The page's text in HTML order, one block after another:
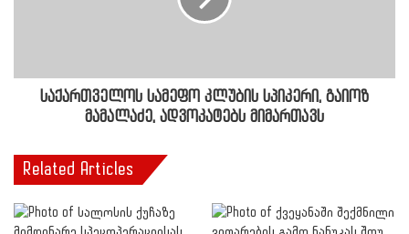
საქართველოს სამეფო კლუბის სპიკერი, გაიოზ
მამალაძე, ადვოკატებს მიმართავს
Related Articles